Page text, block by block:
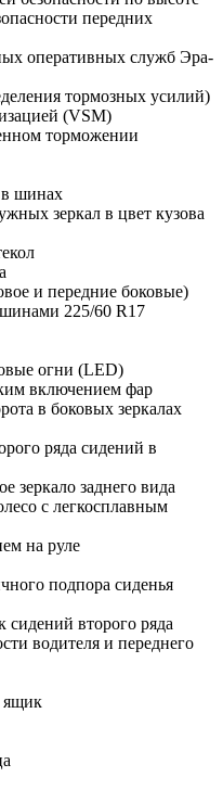
передних
оперативных служб Эра-
тормозных усилий)
(VSM)
торможении
в шинах
зеркал в цвет кузова
и передние боковые)
225/60 R17
огни (LED)
включением фар
в боковых зеркалах
ряда сидений в
зеркало заднего вида
с легкосплавным
на руле
подпора сиденья
сидений второго ряда
водителя и переднего
ящик